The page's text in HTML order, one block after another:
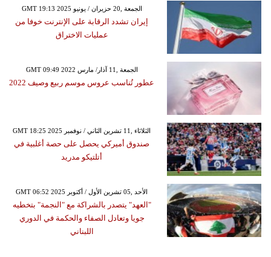
GMT 19:13 2025 الجمعة ,20 حزيران / يونيو
إيران تشدد الرقابة على الإنترنت خوفا من
عمليات الاختراق
GMT 09:49 2022 الجمعة ,11 آذار/ مارس
عطور تُناسب عروس موسم ربيع وصيف 2022
GMT 18:25 2025 الثلاثاء ,11 تشرين الثاني / نوفمبر
صندوق أميركي يحصل على حصة أغلبية في
أتلتيكو مدريد
GMT 06:52 2025 الأحد ,05 تشرين الأول / أكتوبر
"العهد" يتصدر بالشراكة مع "النجمة" بتخطيه
جويا وتعادل الصفاء والحكمة في الدوري
اللبناني